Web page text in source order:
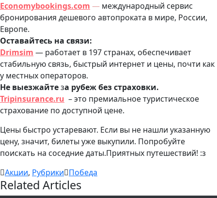
Economybookings.com — международный сервис
бронирования дешевого автопроката в мире, России,
Европе.
Оставайтесь на связи:
Drimsim — работает в 197 странах, обеспечивает
стабильную связь, быстрый интернет и цены, почти как
у местных операторов.
Не выезжайтеза рубеж без страховки.
Tripinsurance.ru – это премиальное туристическое
страхование по доступной цене.
Цены быстро устаревают. Если вы не нашли указанную
цену, значит, билеты уже выкупили. Попробуйте
поискать на соседние даты.Приятных путешествий! :з
Акции, Рубрики Победа
Related Articles